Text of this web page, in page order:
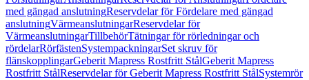
med gängad anslutningReservdelar för Fördelare med gängad
anslutningVärmeanslutningarReservdelar för
VärmeanslutningarTillbehörTätningar för rörledningar och
rördelarRörfästenSystempackningarSet skruv för
flänskopplingarGeberit Mapress Rostfritt StålGeberit Mapress
Rostfritt StålReservdelar för Geberit Mapress Rostfritt StålSystemrör